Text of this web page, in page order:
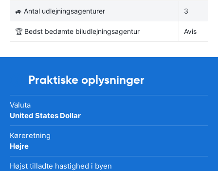
🚙 Antal udlejningsagenturer 3
🏆 Bedst bedømte biludlejningsagentur Avis
Praktiske oplysninger
Valuta
United States Dollar
Køreretning
Højre
Højst tilladte hastighed i byen